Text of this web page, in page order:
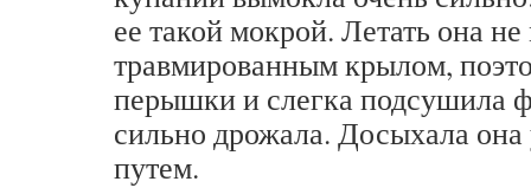
ее такой мокрой. Летать она
травмированным крылом,
перышки и слегка подсушила
сильно дрожала. Досыхала
путем.